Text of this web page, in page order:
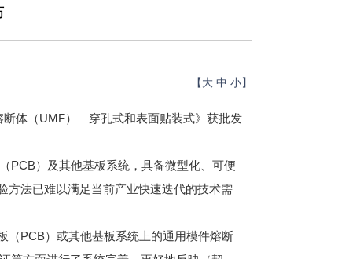
【 大 中 小】
体（UMF）—穿孔式和表面贴装式》获批发
PCB）及其他基板系统，具备微型化、可便
方法已难以满足当前产业快速迭代的技术需
（PCB）或其他基板系统上的通用模件熔断